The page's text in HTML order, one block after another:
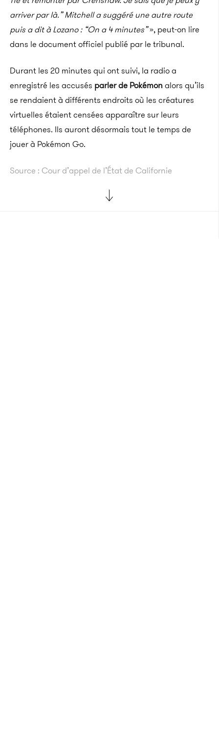
arriver par là.” Mitchell a suggéré une autre route
puis a dit à Lozano : “On a 4 minutes”», peut-on lire
dans le document officiel publié par le tribunal.
Durant les 20 minutes qui ont suivi, la radio a
enregistré les accusés parler de Pokémon alors qu’ils
se rendaient à différents endroits où les créatures
virtuelles étaient censées apparaître sur leurs
téléphones. Ils auront désormais tout le temps de
jouer à Pokémon Go.
Source : Cour d’appel de l’État de Californie